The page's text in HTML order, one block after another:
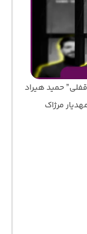
حمید هیراد
مرژاک